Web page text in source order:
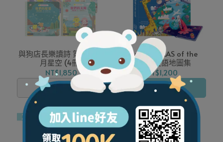
與狗店長樂讀詩 第二輯 日
月星空 (4冊)
NT$1,850
已售完
my first ATLAS of the
world 雙語地圖集
NT$1,200
加入購物車